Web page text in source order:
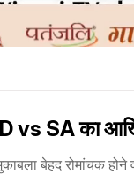
vs SA का
बेहद रोमांचक